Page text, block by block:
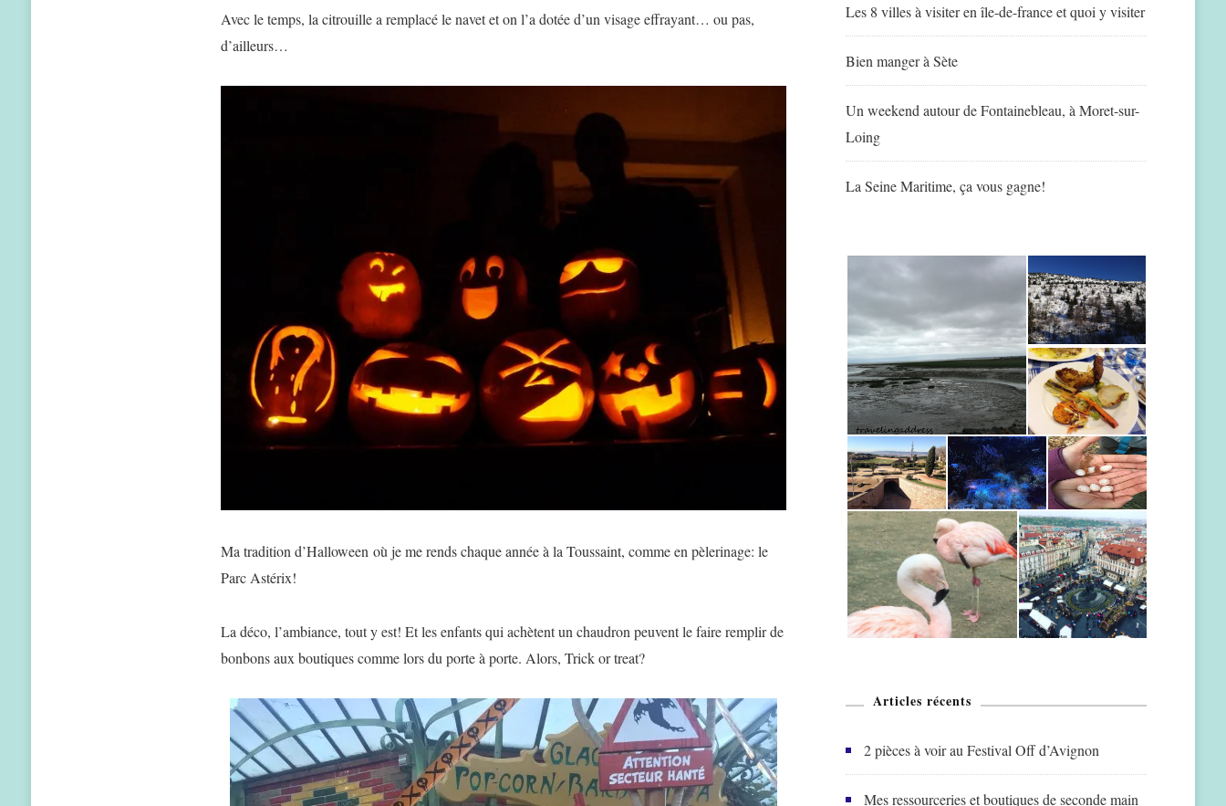
Avec le temps, la citrouille a remplacé le navet et on l’a dotée d’un visage effrayant… ou pas,
d’ailleurs…
Ma tradition d’Halloween où je me rends chaque année à la Toussaint, comme en pèlerinage: le
Parc Astérix!
La déco, l’ambiance, tout y est! Et les enfants qui achètent un chaudron peuvent le faire remplir de
bonbons aux boutiques comme lors du porte à porte. Alors, Trick or treat?
Les 8 villes à visiter en île-de-france et quoi y visiter
Bien manger à Sète
Un weekend autour de Fontainebleau, à Moret-sur-
Loing
La Seine Maritime, ça vous gagne!
Articles récents
2 pièces à voir au Festival Off d’Avignon
Mes ressourceries et boutiques de seconde main